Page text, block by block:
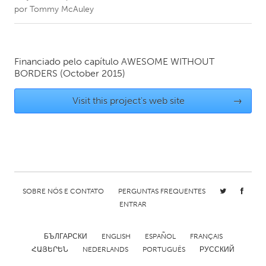
CANADA
Kitchener-Waterloo
New Glasgow
Toronto
NETHERLANDS
por Tommy McAuley
Financiado pelo capítulo AWESOME WITHOUT
BORDERS (October 2015)
Visit this project's web site →
SOBRE NÓS E CONTATO
PERGUNTAS FREQUENTES
ENTRAR
БЪЛГАРСКИ ENGLISH ESPAÑOL
FRANÇAIS
ՀԱՅԵՐԵՆ
NEDERLANDS PORTUGUÊS РУССКИЙ